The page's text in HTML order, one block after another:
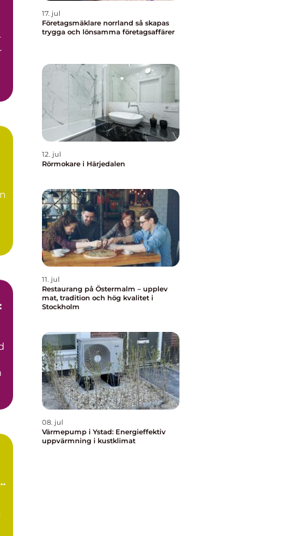
17. jul
Företagsmäklare norrland så skapas
trygga och lönsamma företagsaffärer
12. jul
Rörmokare i Härjedalen
11. jul
Restaurang på Östermalm – upplev
mat, tradition och hög kvalitet i
Stockholm
08. jul
Värmepump i Ystad: Energieffektiv
uppvärmning i kustklimat